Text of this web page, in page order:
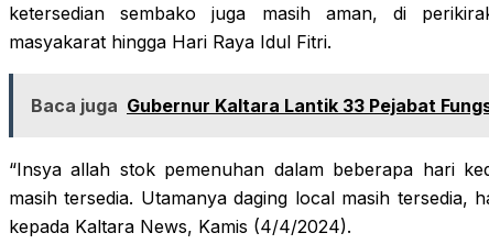
ketersedian sembako juga masih aman, di
masyakarat hingga Hari Raya Idul Fitri.
Baca juga Gubernur Kaltara Lantik 33 Pejabat
“Insya allah stok pemenuhan dalam beberapa hari
masih tersedia. Utamanya daging local masih tersedia,
kepada Kaltara News, Kamis (4/4/2024).